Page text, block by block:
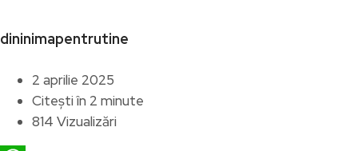
dininimapentrutine
2 aprilie 2025
Citești în 2 minute
814 Vizualizări